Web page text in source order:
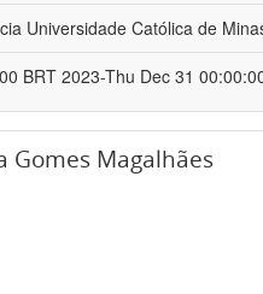
Universidade Católica de
BRT 2023-Thu Dec 31
Gomes Magalhães